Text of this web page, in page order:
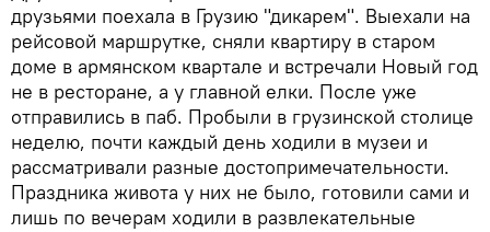
друзьями поехала в Грузию "дикарем". Выехали на
рейсовой маршрутке, сняли квартиру в старом
доме в армянском квартале и встречали Новый год
не в ресторане, а у главной елки. После уже
отправились в паб. Пробыли в грузинской столице
неделю, почти каждый день ходили в музеи и
рассматривали разные достопримечательности.
Праздника живота у них не было, готовили сами и
лишь по вечерам ходили в развлекательные